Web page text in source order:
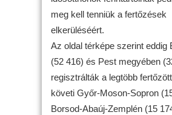
meg kell tenniük a fertőzések
elkerüléséért.
Az oldal térképe szerint eddig
(52 416) és Pest megyében
regisztrálták a legtöbb
követi Győr-Moson-Sopron
Borsod-Abaúj-Zemplén (15